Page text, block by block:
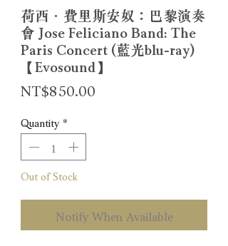
荷西．費里斯安奴：巴黎演奏
會 Jose Feliciano Band: The
Paris Concert (藍光blu-ray)
【Evosound】
NT$850.00
Quantity *
Out of Stock
Notify When Available